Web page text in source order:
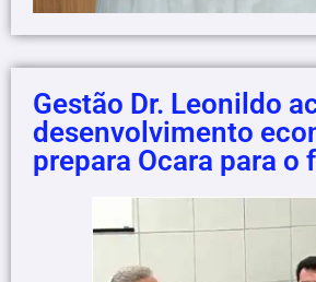
Gestão Dr. Leonildo
desenvolvimento
prepara Ocara para o